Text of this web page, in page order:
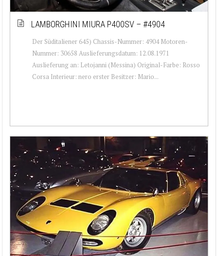
LAMBORGHINI MIURA P400SV – #4904
Der Süditaliener 645) Chassis-Nummer: 4904 Motoren-
Nummer: 30658 Auslieferungsdatum: 12.08.1971
Auslieferung an: Letojanni (Messina) Original-Farbe: Rosso
Corsa Interieur: nero erster Besitzer: Mario...